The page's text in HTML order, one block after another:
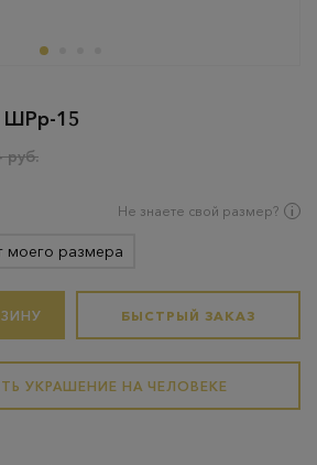
ШРр-15
руб.
Не знаете свой размер?
моего размера
БЫСТРЫЙ ЗАКАЗ
УКРАШЕНИЕ НА ЧЕЛОВЕКЕ